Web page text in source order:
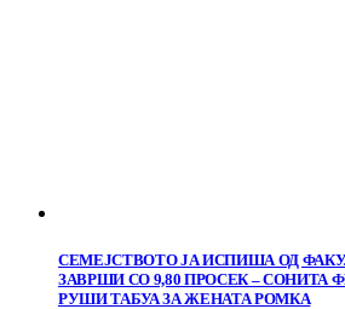
СЕМЕЈСТВОТО ЈА ИСПИША ОД
ЗАВРШИ СО 9,80 ПРОСЕК – СОНИТА
РУШИ ТАБУА ЗА ЖЕНАТА РОМКА